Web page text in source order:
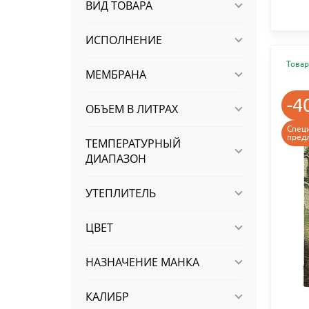
ВИД ТОВАРА
ИСПОЛНЕНИЕ
МЕМБРАНА
ОБЪЕМ В ЛИТРАХ
ТЕМПЕРАТУРНЫЙ
ДИАПАЗОН
УТЕПЛИТЕЛЬ
ЦВЕТ
НАЗНАЧЕНИЕ МАНКА
КАЛИБР
-